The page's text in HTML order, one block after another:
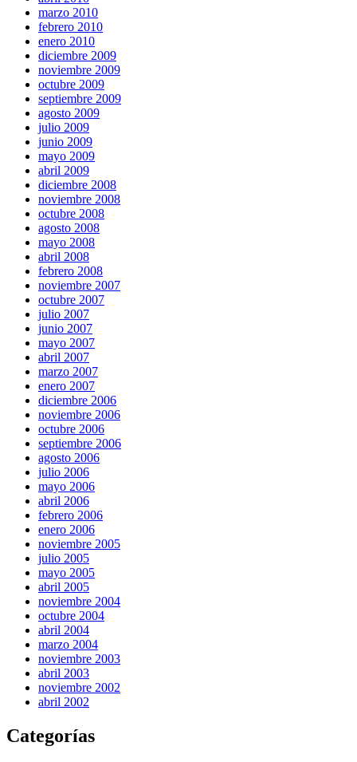
marzo 2010
febrero 2010
enero 2010
diciembre 2009
noviembre 2009
octubre 2009
septiembre 2009
agosto 2009
julio 2009
junio 2009
mayo 2009
abril 2009
diciembre 2008
noviembre 2008
octubre 2008
agosto 2008
mayo 2008
abril 2008
febrero 2008
noviembre 2007
octubre 2007
julio 2007
junio 2007
mayo 2007
abril 2007
marzo 2007
enero 2007
diciembre 2006
noviembre 2006
octubre 2006
septiembre 2006
agosto 2006
julio 2006
mayo 2006
abril 2006
febrero 2006
enero 2006
noviembre 2005
julio 2005
mayo 2005
abril 2005
noviembre 2004
octubre 2004
abril 2004
marzo 2004
noviembre 2003
abril 2003
noviembre 2002
abril 2002
Categorías